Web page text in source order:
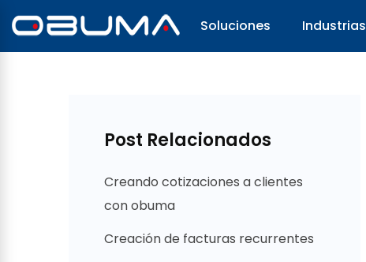
Soluciones Industrias
Post Relacionados
Creando cotizaciones a clientes
con obuma
Creación de facturas recurrentes